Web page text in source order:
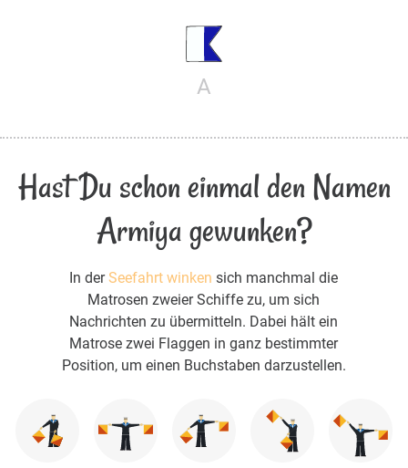
A
Hast Du schon einmal den Namen
Armiya gewunken?
In derSeefahrt winken sich manchmal die
Matrosen zweier Schiffe zu, um sich
Nachrichten zu übermitteln. Dabei hält ein
Matrose zwei Flaggen in ganz bestimmter
Position, um einen Buchstaben darzustellen.